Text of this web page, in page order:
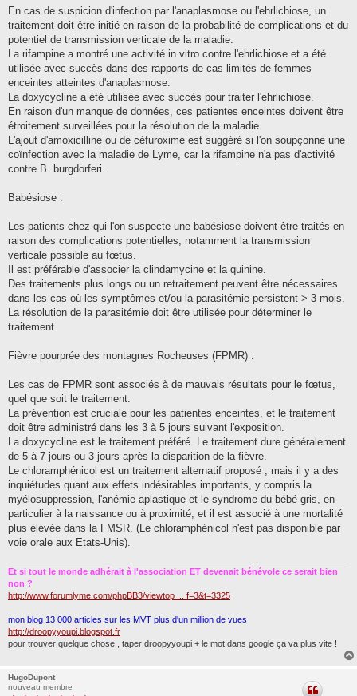
En cas de suspicion d'infection par l'anaplasmose ou l'ehrlichiose, un
traitement doit être initié en raison de la probabilité de complications et du
potentiel de transmission verticale de la maladie.
La rifampine a montré une activité in vitro contre l'ehrlichiose et a été
utilisée avec succès dans des rapports de cas limités de femmes
enceintes atteintes d'anaplasmose.
La doxycycline a été utilisée avec succès pour traiter l'ehrlichiose.
En raison d'un manque de données, ces patientes enceintes doivent être
étroitement surveillées pour la résolution de la maladie.
L'ajout d'amoxicilline ou de céfuroxime est suggéré si l'on soupçonne une
coïnfection avec la maladie de Lyme, car la rifampine n'a pas d'activité
contre B. burgdorferi.
Babésiose :
Les patients chez qui l'on suspecte une babésiose doivent être traités en
raison des complications potentielles, notamment la transmission
verticale possible au fœtus.
Il est préférable d'associer la clindamycine et la quinine.
Des traitements plus longs ou un retraitement peuvent être nécessaires
dans les cas où les symptômes et/ou la parasitémie persistent > 3 mois.
La résolution de la parasitémie doit être utilisée pour déterminer le
traitement.
Fièvre pourprée des montagnes Rocheuses (FPMR) :
Les cas de FPMR sont associés à de mauvais résultats pour le fœtus,
quel que soit le traitement.
La prévention est cruciale pour les patientes enceintes, et le traitement
doit être administré dans les 3 à 5 jours suivant l'exposition.
La doxycycline est le traitement préféré. Le traitement dure généralement
de 5 à 7 jours ou 3 jours après la disparition de la fièvre.
Le chloramphénicol est un traitement alternatif proposé ; mais il y a des
inquiétudes quant aux effets indésirables importants, y compris la
myélosuppression, l'anémie aplastique et le syndrome du bébé gris, en
particulier à la naissance ou à proximité, et il est associé à une mortalité
plus élevée dans la FMSR. (Le chloramphénicol n'est pas disponible par
voie orale aux Etats-Unis).
Et si tout le monde adhérait à l'association ET devenait bénévole ce serait bien
non ?
http://www.forumlyme.com/phpBB3/viewtop ... f=3&t=3325
mon blog 13 000 articles sur les MVT plus d'un million de vues
http://droopyyoupi.blogspot.fr
pour trouver quelque chose , taper droopyyoupi + le mot dans google ça va plus vite !
HugoDupont
nouveau membre